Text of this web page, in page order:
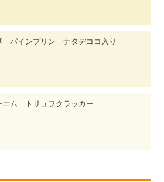
パインプリン ナタデココ入り
エム トリュフクラッカー